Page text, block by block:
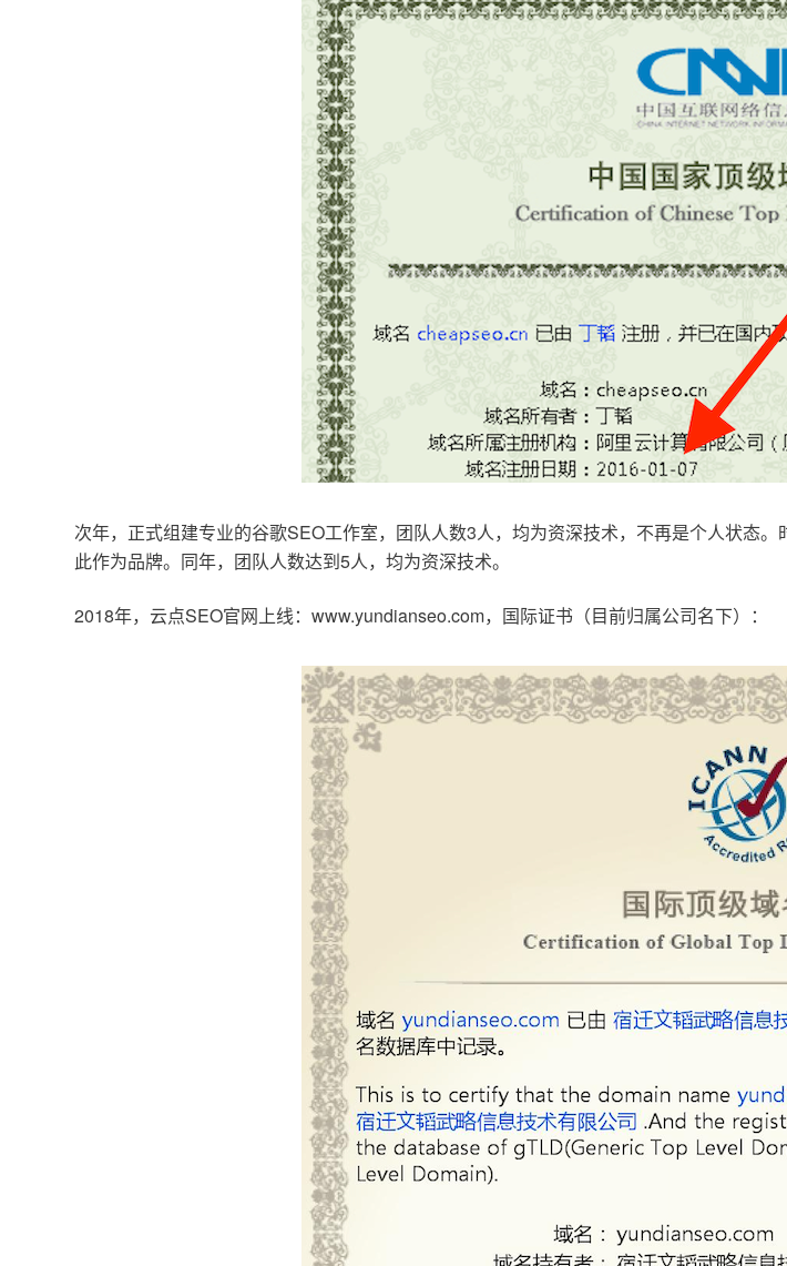
次年，正式组建专业的谷歌SEO工作室，团队人数3人，均为资深技术，不再是个人状态
此作为品牌。同年，团队人数达到5人，均为资深技术。
2018年，云点SEO官网上线：www.yundianseo.com，国际证书（目前归属公司名下）：